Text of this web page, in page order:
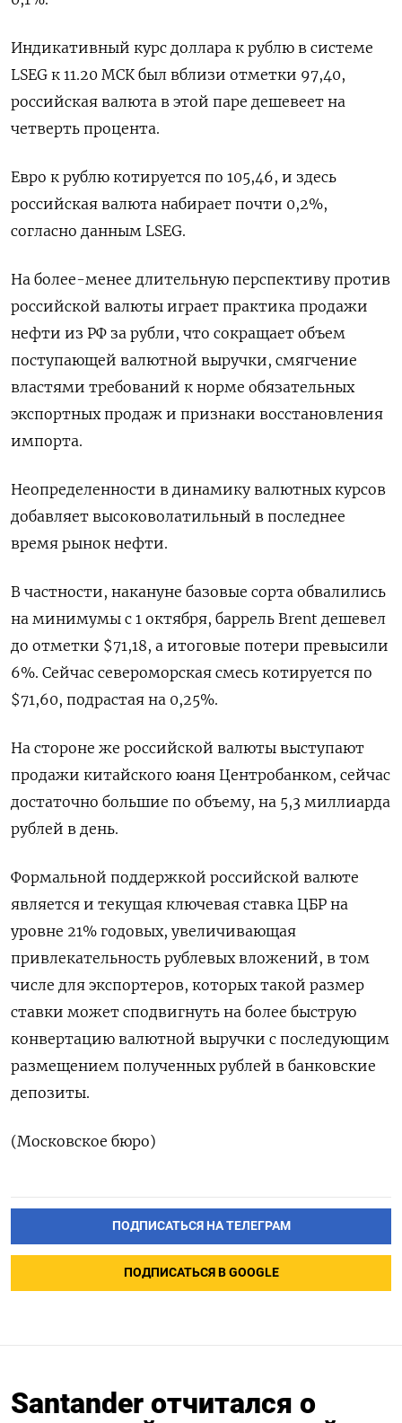
Индикативный курс доллара к рублю в системе
LSEG к 11.20 МСК был вблизи отметки 97,40,
российская валюта в этой паре дешевеет на
четверть процента.
Евро к рублю котируется по 105,46, и здесь
российская валюта набирает почти 0,2%,
согласно данным LSEG.
На более-менее длительную перспективу против
российской валюты играет практика продажи
нефти из РФ за рубли, что сокращает объем
поступающей валютной выручки, смягчение
властями требований к норме обязательных
экспортных продаж и признаки восстановления
импорта.
Неопределенности в динамику валютных курсов
добавляет высоковолатильный в последнее
время рынок нефти.
В частности, накануне базовые сорта обвалились
на минимумы с 1 октября, баррель Brent дешевел
до отметки $71,18, а итоговые потери превысили
6%. Сейчас североморская смесь котируется по
$71,60, подрастая на 0,25%.
На стороне же российской валюты выступают
продажи китайского юаня Центробанком, сейчас
достаточно большие по объему, на 5,3 миллиарда
рублей в день.
Формальной поддержкой российской валюте
является и текущая ключевая ставка ЦБР на
уровне 21% годовых, увеличивающая
привлекательность рублевых вложений, в том
числе для экспортеров, которых такой размер
ставки может сподвигнуть на более быструю
конвертацию валютной выручки с последующим
размещением полученных рублей в банковские
депозиты.
(Московское бюро)
ПОДПИСАТЬСЯ НА ТЕЛЕГРАМ
ПОДПИСАТЬСЯ В GOOGLE
Santander отчитался о